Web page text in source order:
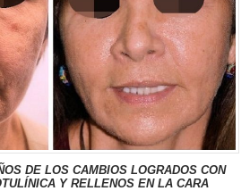
DE LOS CAMBIOS LOGRADOS CON
Y RELLENOS EN LA CARA